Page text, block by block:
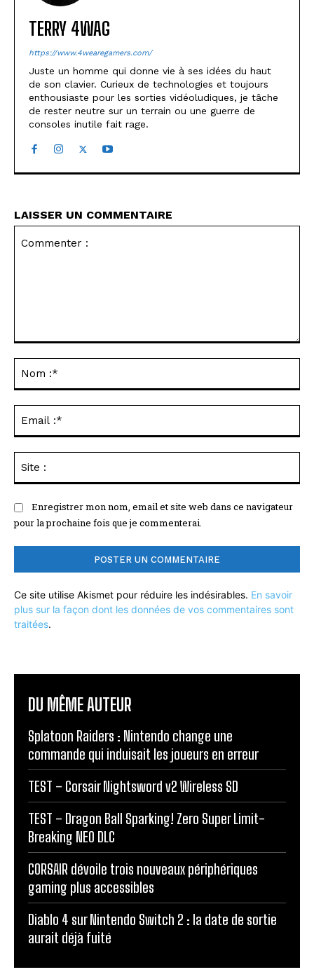
TERRY 4WAG
https://www.4wearegamers.com/
Juste un homme qui donne vie à ses idées du haut
de son clavier. Curieux de technologies et toujours
enthousiaste pour les sorties vidéoludiques, je tâche
de rester neutre sur un terrain ou une guerre de
consoles inutile fait rage.
LAISSER UN COMMENTAIRE
Enregistrer mon nom, email et site web dans ce navigateur
pour la prochaine fois que je commenterai.
Ce site utilise Akismet pour réduire les indésirables. En savoir
plus sur la façon dont les données de vos commentaires sont
traitées.
DU MÊME AUTEUR
Splatoon Raiders : Nintendo change une
commande qui induisait les joueurs en erreur
TEST – Corsair Nightsword v2 Wireless SD
TEST – Dragon Ball Sparking! Zero Super Limit-
Breaking NEO DLC
CORSAIR dévoile trois nouveaux périphériques
gaming plus accessibles
Diablo 4 sur Nintendo Switch 2 : la date de sortie
aurait déjà fuité